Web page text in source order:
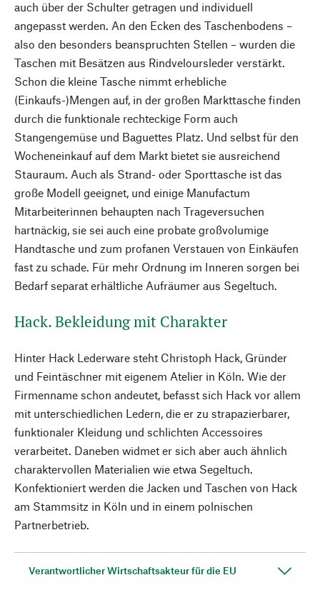
auch über der Schulter getragen und individuell
angepasst werden. An den Ecken des Taschenbodens –
also den besonders beanspruchten Stellen – wurden die
Taschen mit Besätzen aus Rindveloursleder verstärkt.
Schon die kleine Tasche nimmt erhebliche
(Einkaufs-)Mengen auf, in der großen Markttasche finden
durch die funktionale rechteckige Form auch
Stangengemüse und Baguettes Platz. Und selbst für den
Wocheneinkauf auf dem Markt bietet sie ausreichend
Stauraum. Auch als Strand- oder Sporttasche ist das
große Modell geeignet, und einige Manufactum
Mitarbeiterinnen behaupten nach Trageversuchen
hartnäckig, sie sei auch eine probate großvolumige
Handtasche und zum profanen Verstauen von Einkäufen
fast zu schade. Für mehr Ordnung im Inneren sorgen bei
Bedarf separat erhältliche Aufräumer aus Segeltuch.
Hack. Bekleidung mit Charakter
Hinter Hack Lederware steht Christoph Hack, Gründer
und Feintäschner mit eigenem Atelier in Köln. Wie der
Firmenname schon andeutet, befasst sich Hack vor allem
mit unterschiedlichen Ledern, die er zu strapazierbarer,
funktionaler Kleidung und schlichten Accessoires
verarbeitet. Daneben widmet er sich aber auch ähnlich
charaktervollen Materialien wie etwa Segeltuch.
Konfektioniert werden die Jacken und Taschen von Hack
am Stammsitz in Köln und in einem polnischen
Partnerbetrieb.
Verantwortlicher Wirtschaftsakteur für die EU